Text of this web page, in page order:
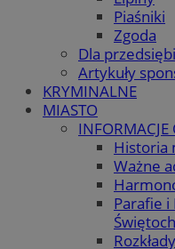
Piaśniki
Zgoda
Dla
Artykuły
KRYMINALNE
MIASTO
INFORMACJE
Historia
Ważne
Parafie i